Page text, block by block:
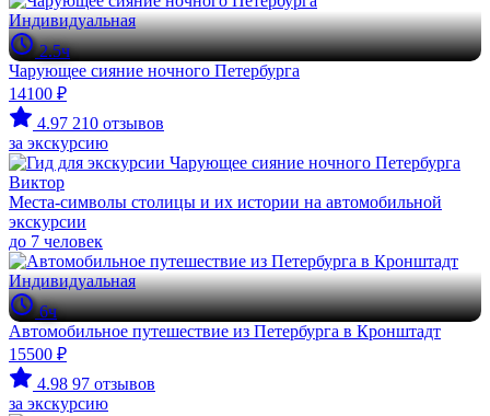
Индивидуальная
2.5ч
Чарующее сияние ночного Петербурга
14100 ₽
4.97 210 отзывов
за экскурсию
Виктор
Места-символы столицы и их истории на автомобильной
экскурсии
до 7 человек
Индивидуальная
6ч
Автомобильное путешествие из Петербурга в Кронштадт
15500 ₽
4.98 97 отзывов
за экскурсию